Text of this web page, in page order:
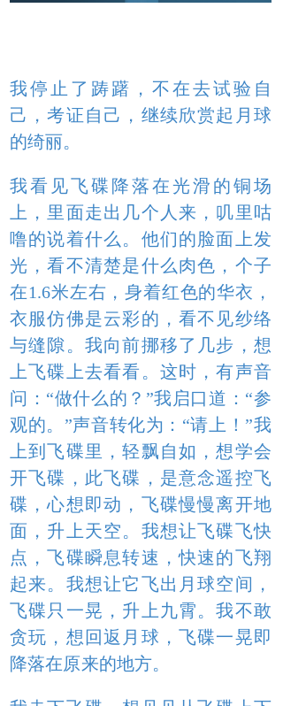
我停止了踌躇，不在去试验自
己，考证自己，继续欣赏起月球
的绮丽。
我看见飞碟降落在光滑的铜场
上，里面走出几个人来，叽里咕
噜的说着什么。他们的脸面上发
光，看不清楚是什么肉色，个子
在1.6米左右，身着红色的华衣，
衣服仿佛是云彩的，看不见纱络
与缝隙。我向前挪移了几步，想
上飞碟上去看看。这时，有声音
问：“做什么的？”我启口道：“参
观的。”声音转化为：“请上！”我
上到飞碟里，轻飘自如，想学会
开飞碟，此飞碟，是意念遥控飞
碟，心想即动，飞碟慢慢离开地
面，升上天空。我想让飞碟飞快
点，飞碟瞬息转速，快速的飞翔
起来。我想让它飞出月球空间，
飞碟只一晃，升上九霄。我不敢
贪玩，想回返月球，飞碟一晃即
降落在原来的地方。